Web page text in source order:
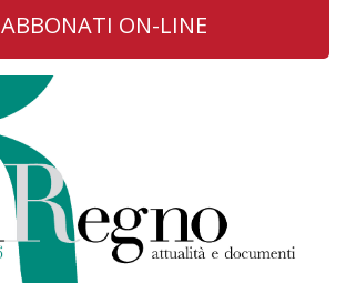
ABBONATI ON-LINE